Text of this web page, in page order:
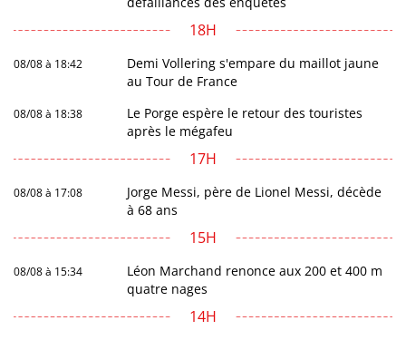
18H
08/08 à 18:42
Demi Vollering s'empare du maillot jaune
au Tour de France
08/08 à 18:38
Le Porge espère le retour des touristes
après le mégafeu
17H
08/08 à 17:08
Jorge Messi, père de Lionel Messi, décède
à 68 ans
15H
08/08 à 15:34
Léon Marchand renonce aux 200 et 400 m
quatre nages
14H